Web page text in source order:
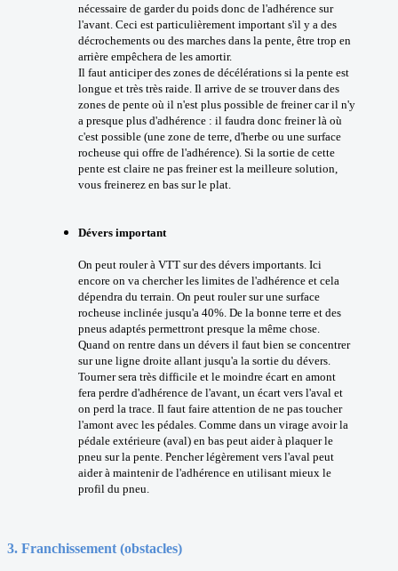
nécessaire de garder du poids donc de l'adhérence sur
l'avant. Ceci est particulièrement important s'il y a des
décrochements ou des marches dans la pente, être trop en
arrière empêchera de les amortir.
Il faut anticiper des zones de décélérations si la pente est
longue et très très raide. Il arrive de se trouver dans des
zones de pente où il n'est plus possible de freiner car il n'y
a presque plus d'adhérence : il faudra donc freiner là où
c'est possible (une zone de terre, d'herbe ou une surface
rocheuse qui offre de l'adhérence). Si la sortie de cette
pente est claire ne pas freiner est la meilleure solution,
vous freinerez en bas sur le plat.
Dévers important
On peut rouler à VTT sur des dévers importants. Ici
encore on va chercher les limites de l'adhérence et cela
dépendra du terrain. On peut rouler sur une surface
rocheuse inclinée jusqu'a 40%. De la bonne terre et des
pneus adaptés permettront presque la même chose.
Quand on rentre dans un dévers il faut bien se concentrer
sur une ligne droite allant jusqu'a la sortie du dévers.
Tourner sera très difficile et le moindre écart en amont
fera perdre d'adhérence de l'avant, un écart vers l'aval et
on perd la trace. Il faut faire attention de ne pas toucher
l'amont avec les pédales. Comme dans un virage avoir la
pédale extérieure (aval) en bas peut aider à plaquer le
pneu sur la pente. Pencher légèrement vers l'aval peut
aider à maintenir de l'adhérence en utilisant mieux le
profil du pneu.
3. Franchissement (obstacles)